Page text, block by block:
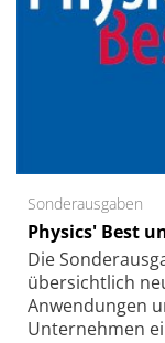
Sonderausgaben
Physics' Best
Die
übersichtlich
Anwendungen
Unternehmen